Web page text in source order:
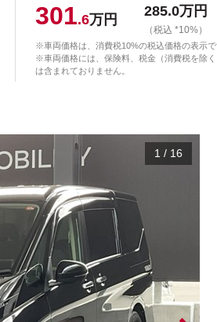
301.6万円
285.0万円
（税込 *10%）
※車両価格は、消費税10%の税込価格の表示
※車両価格には、保険料、税金（消費税を除
は含まれておりません。
1 / 16